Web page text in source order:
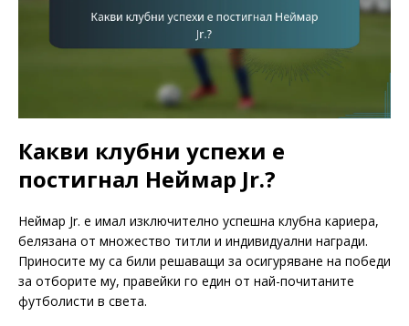
Какви клубни успехи е
постигнал Неймар Jr.?
Неймар Jr. е имал изключително успешна клубна кариера,
белязана от множество титли и индивидуални награди.
Приносите му са били решаващи за осигуряване на победи
за отборите му, правейки го един от най-почитаните
футболисти в света.